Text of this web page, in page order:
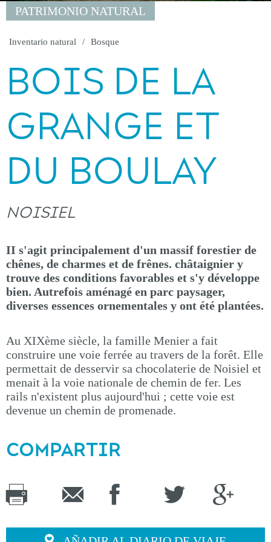
PATRIMONIO NATURAL
Inventario natural Bosque
BOIS DE LA
GRANGE ET
DU BOULAY
NOISIEL
II s'agit principalement d'un massif forestier de
chênes, de charmes et de frênes. châtaignier y
trouve des conditions favorables et s'y développe
bien. Autrefois aménagé en parc paysager,
diverses essences ornementales y ont été plantées.
Au XIXème siècle, la famille Menier a fait
construire une voie ferrée au travers de la forêt. Elle
permettait de desservir sa chocolaterie de Noisiel et
menait à la voie nationale de chemin de fer. Les
rails n'existent plus aujourd'hui ; cette voie est
devenue un chemin de promenade.
COMPARTIR